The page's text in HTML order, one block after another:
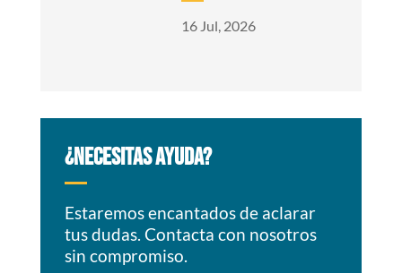
16 Jul, 2026
¿NECESITAS AYUDA?
Estaremos encantados de aclarar
tus dudas. Contacta con nosotros
sin compromiso.